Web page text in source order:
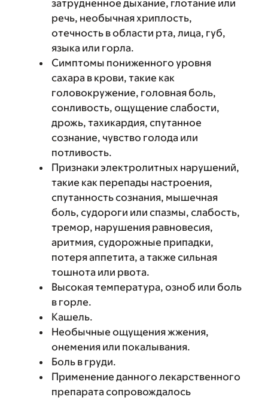
затрудненное дыхание, глотание или
речь, необычная хриплость,
отечность в области рта, лица, губ,
языка или горла.
Симптомы пониженного уровня
сахара в крови, такие как
головокружение, головная боль,
сонливость, ощущение слабости,
дрожь, тахикардия, спутанное
сознание, чувство голода или
потливость.
Признаки электролитных нарушений,
такие как перепады настроения,
спутанность сознания, мышечная
боль, судороги или спазмы, слабость,
тремор, нарушения равновесия,
аритмия, судорожные припадки,
потеря аппетита, а также сильная
тошнота или рвота.
Высокая температура, озноб или боль
в горле.
Кашель.
Необычные ощущения жжения,
онемения или покалывания.
Боль в груди.
Применение данного лекарственного
препарата сопровождалось